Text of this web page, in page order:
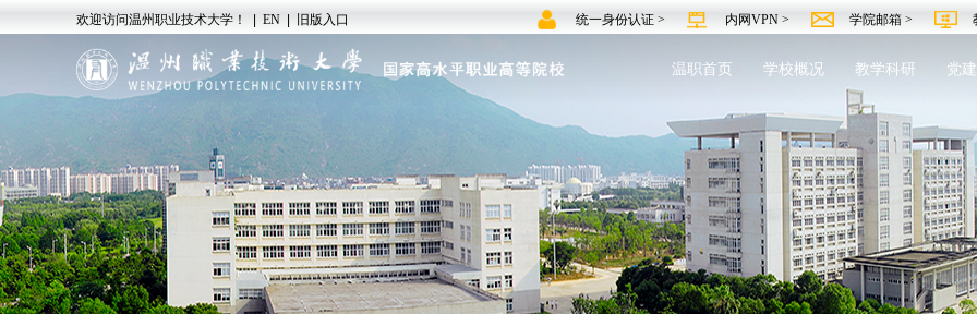
欢迎访问温州职业技术大学！ EN 旧版入口 统一身份认证 > 内网VPN > 学院邮箱 >
温职首页 学校概况 教学科研 党